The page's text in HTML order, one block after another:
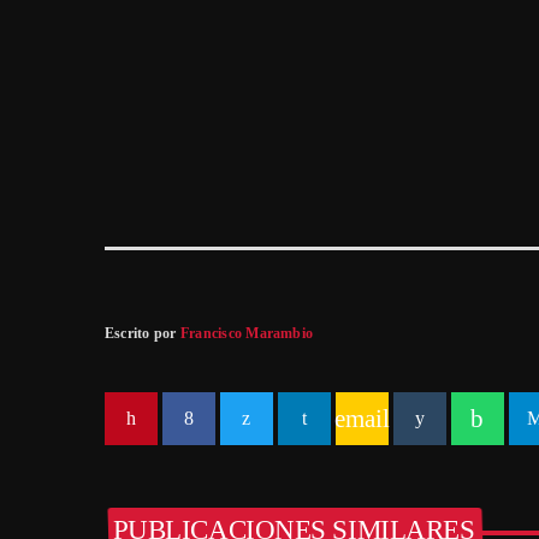
Escrito por Francisco Marambio
email
PUBLICACIONES SIMILARES